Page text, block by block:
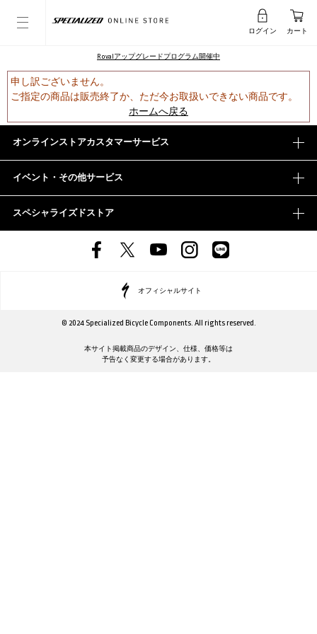
ログイン カート
Rovalアップグレードプログラム開催中
申し訳ございません。
ご指定の商品は販売終了か、ただ今お取扱いできない商品です。
ホームへ戻る
オンラインストアカスタマーサービス
イベント・その他サービス
スペシャライズドストア
オフィシャルサイト
© 2024 Specialized Bicycle Components. All rights reserved.
本サイト掲載商品のデザイン、仕様、価格等は
予告なく変更する場合があります。